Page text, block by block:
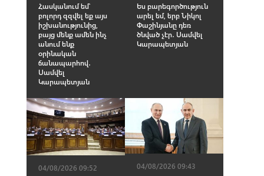
Հասկանում եմ՝
բոլորդ զզվել եք այս
իշխանությունից,
բայց մենք ամեն ինչ
անում ենք
օրինական
ճանապարհով․
Սամվել
Կարապետյան
Ես բարեգործություն
արել եմ, երբ Նիկոլ
Փաշինյանը դեռ
ծնված չէր․ Սամվել
Կարապետյան
04/08/2026 09:52
04/08/2026 09:43